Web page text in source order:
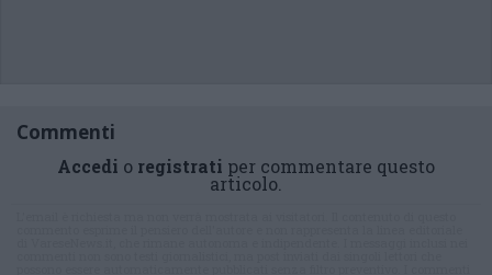
Commenti
Accedi o registrati per commentare questo
articolo.